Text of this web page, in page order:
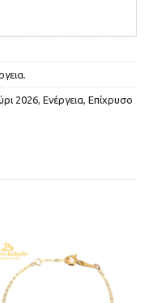
2026, Ενέργεια, Επίχρυσο